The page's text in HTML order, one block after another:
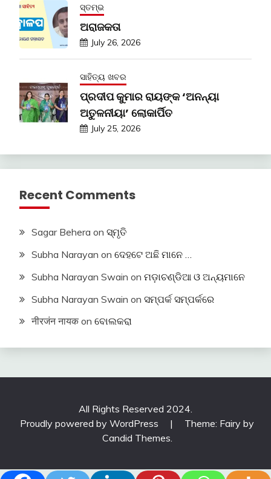
ସ୍ତମ୍ଭ
ଅରାଜକତା
July 26, 2026
ସାହିତ୍ୟ ଖବର
ପ୍ରଦୀପ କୁମାର ରାୟଙ୍କ ‘ଅନନ୍ୟା
ଅତୁଳନୀୟା’ ଲୋକାର୍ପିତ
July 25, 2026
Recent Comments
Sagar Behera on ସ୍ମୃତି
Subha Narayan on ଦେହଟେ ଅଛି ମାନେ …
Subha Narayan Swain on ମଡ଼ାଚଣ୍ଡିଆ ଓ ଅନ୍ୟମାନେ
Subha Narayan Swain on ସମ୍ପର୍କ ସମ୍ପର୍କରେ
नीरजंन नायक on ବୋଲକରା
All Rights Reserved 2024.
Proudly powered by WordPress
|
Theme: Fairy by
Candid Themes.